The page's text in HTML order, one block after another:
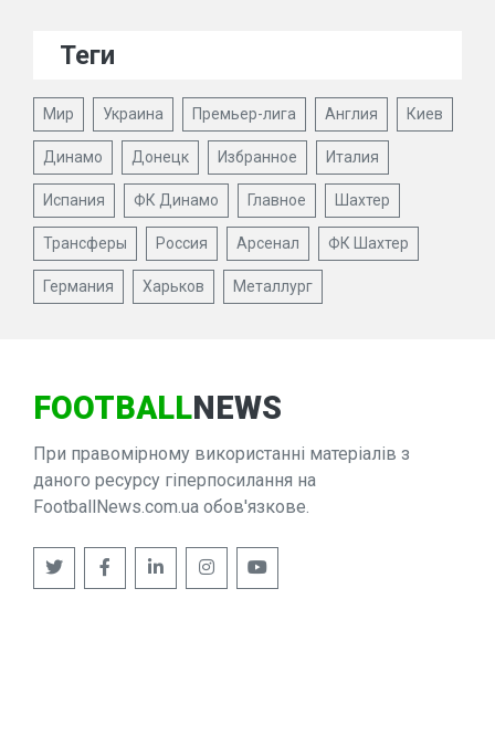
Теги
Мир Украина Премьер-лига Англия Киев
Динамо Донецк Избранное Италия
Испания ФК Динамо Главное Шахтер
Трансферы Россия Арсенал ФК Шахтер
Германия Харьков Металлург
FOOTBALLNEWS
При правомірному використанні матеріалів з
даного ресурсу гіперпосилання на
FootballNews.com.ua обов'язкове.